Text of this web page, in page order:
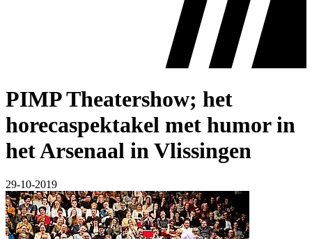
PIMP Theatershow; het
horecaspektakel met humor in
het Arsenaal in Vlissingen
29-10-2019